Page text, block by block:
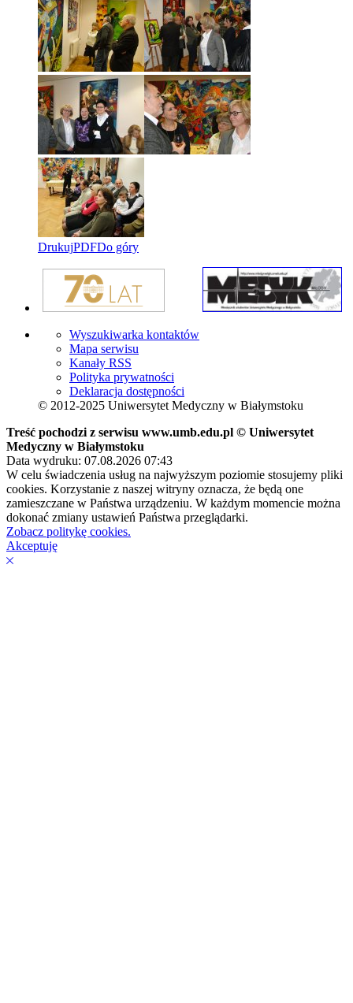
DrukujPDFDo góry
Wyszukiwarka kontaktów
Mapa serwisu
Kanały RSS
Polityka prywatności
Deklaracja dostępności
© 2012-2025 Uniwersytet Medyczny w Białymstoku
Treść pochodzi z serwisu www.umb.edu.pl © Uniwersytet
Medyczny w Białymstoku
Data wydruku: 07.08.2026 07:43
W celu świadczenia usług na najwyższym poziomie stosujemy pliki
cookies. Korzystanie z naszej witryny oznacza, że będą one
zamieszczane w Państwa urządzeniu. W każdym momencie można
dokonać zmiany ustawień Państwa przeglądarki.
Zobacz politykę cookies.
Akceptuję